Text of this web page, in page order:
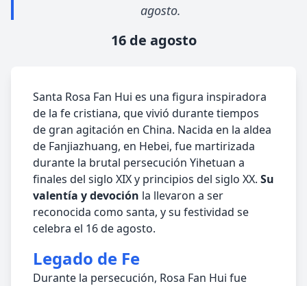
agosto.
16 de agosto
Santa Rosa Fan Hui es una figura inspiradora
de la fe cristiana, que vivió durante tiempos
de gran agitación en China. Nacida en la aldea
de Fanjiazhuang, en Hebei, fue martirizada
durante la brutal persecución Yihetuan a
finales del siglo XIX y principios del siglo XX. Su
valentía y devoción la llevaron a ser
reconocida como santa, y su festividad se
celebra el 16 de agosto.
Legado de Fe
Durante la persecución, Rosa Fan Hui fue